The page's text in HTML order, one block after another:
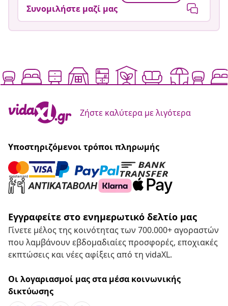
Συνομιλήστε μαζί μας
Ζήστε καλύτερα με λιγότερα
Υποστηριζόμενοι τρόποι πληρωμής
Εγγραφείτε στο ενημερωτικό δελτίο μας
Γίνετε μέλος της κοινότητας των 700.000+ αγοραστών
που λαμβάνουν εβδομαδιαίες προσφορές, εποχιακές
εκπτώσεις και νέες αφίξεις από τη vidaXL.
Οι λογαριασμοί μας στα μέσα κοινωνικής
δικτύωσης